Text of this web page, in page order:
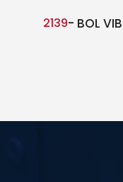
2139- BOL